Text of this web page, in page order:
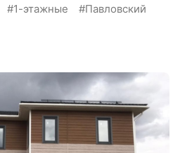
#1-этажные
#Павловский